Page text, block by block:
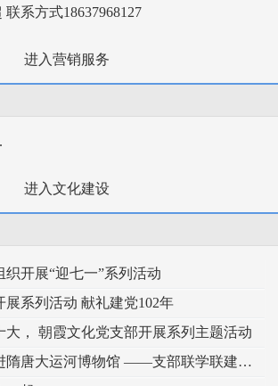
系方式18637968127
进入营销服务
进入文化建设
开展“迎七一”系列活动
展系列活动 献礼建党102年
大， 朝霞文化党支部开展系列主题活动
向历史致敬，走进隋唐大运河博物馆 ——支部联学联建，扎实推动主题党日活动